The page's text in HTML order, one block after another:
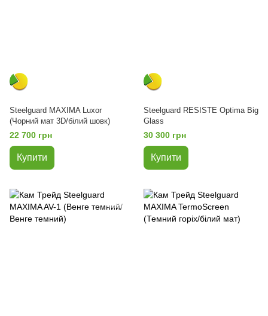
Steelguard MAXIMA Luxor
(Чорний мат 3D/білий шовк)
22 700 грн
Купити
Steelguard RESISTE Optima Big
Glass
30 300 грн
Купити